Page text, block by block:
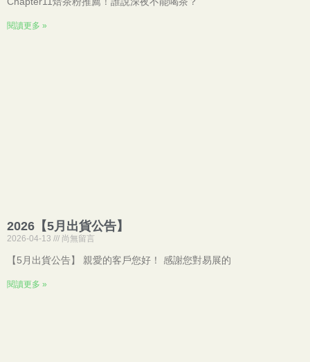
閱讀更多 »
2026【5月出貨公告】
2026-04-13 尚無留言
【5月出貨公告】 親愛的客戶您好！ 感謝您對易展的
閱讀更多 »